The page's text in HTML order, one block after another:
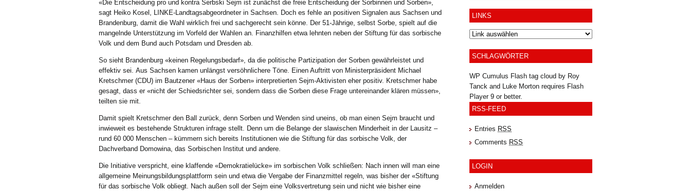
«Die Entscheidung pro und kontra Serbski Sejm ist zunächst die freie Entscheidung der Sorbinnen und Sorben»,
sagt Heiko Kosel, LINKE-Landtagsabgeordneter in Sachsen. Doch es fehle an positiven Signalen aus Sachsen und
Brandenburg, damit die Wahl wirklich frei und sachgerecht sein könne. Der 51-Jährige, selbst Sorbe, spielt auf die
mangelnde Unterstützung im Vorfeld der Wahlen an. Finanzhilfen etwa lehnten neben der Stiftung für das sorbische
Volk und dem Bund auch Potsdam und Dresden ab.
So sieht Brandenburg «keinen Regelungsbedarf», da die politische Partizipation der Sorben gewährleistet und
effektiv sei. Aus Sachsen kamen unlängst versöhnlichere Töne. Einen Auftritt von Ministerpräsident Michael
Kretschmer (CDU) im Bautzener «Haus der Sorben» interpretierten Sejm-Aktivisten eher positiv. Kretschmer habe
gesagt, dass er «nicht der Schiedsrichter sei, sondern dass die Sorben diese Frage untereinander klären müssen»,
teilten sie mit.
Damit spielt Kretschmer den Ball zurück, denn Sorben und Wenden sind uneins, ob man einen Sejm braucht und
inwieweit es bestehende Strukturen infrage stellt. Denn um die Belange der slawischen Minderheit in der Lausitz –
rund 60 000 Menschen – kümmern sich bereits Institutionen wie die Stiftung für das sorbische Volk, der
Dachverband Domowina, das Sorbischen Institut und andere.
Die Initiative verspricht, eine klaffende «Demokratielücke» im sorbischen Volk schließen: Nach innen will man eine
allgemeine Meinungsbildungsplattform sein und etwa die Vergabe der Finanzmittel regeln, was bisher der «Stiftung
für das sorbische Volk obliegt. Nach außen soll der Sejm eine Volksvertretung sein und nicht wie bisher eine
LINKS
SCHLAGWÖRTER
WP Cumulus Flash tag cloud by Roy
Tanck and Luke Morton requires Flash
Player9 or better.
RSS-FEED
Entries RSS
Comments RSS
LOGIN
Anmelden